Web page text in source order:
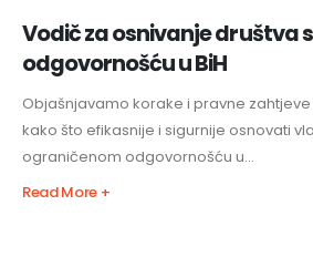
Vodič za osnivanje društva
odgovornošću u BiH
Objašnjavamo korake i pravne
kako što efikasnije i sigurnije osnovati
ograničenom odgovornošću u...
Read More +